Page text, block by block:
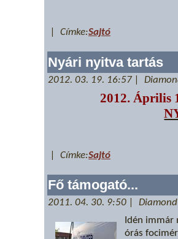
| Címke:Sajtó
Nyári nyitva tartás
2012. 03. 19. 16:57 |
2012. Április
| Címke:Sajtó
Fő támogató...
2011. 04. 30. 9:50 | Diamond
Idén
órás